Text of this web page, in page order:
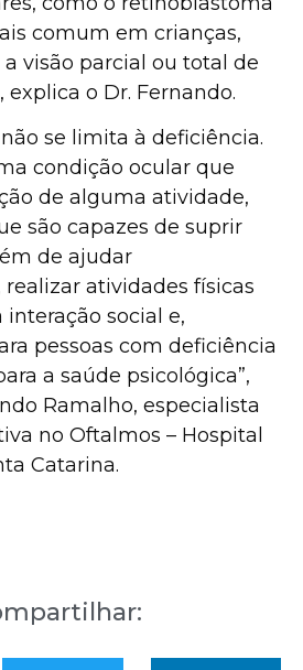
comum em crianças,
visão parcial ou total de
explica o Dr. Fernando.
se limita à deficiência.
condição ocular que
de alguma atividade,
são capazes de suprir
de ajudar
atividades físicas
social e,
pessoas com deficiência
a saúde psicológica”,
Ramalho, especialista
no Oftalmos – Hospital
Catarina.